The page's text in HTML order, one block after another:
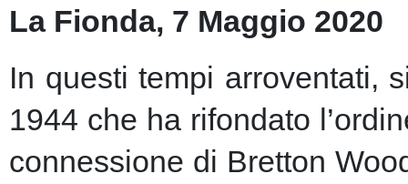
La Fionda, 7 Maggio 2020
In questi tempi arroventati,
1944 che ha rifondato
connessione di Bretton